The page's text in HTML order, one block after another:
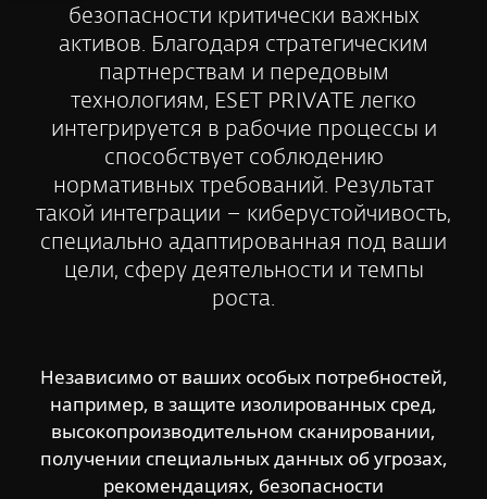
безопасности критически важных
активов. Благодаря стратегическим
партнерствам и передовым
технологиям, ESET PRIVATE легко
интегрируется в рабочие процессы и
способствует соблюдению
нормативных требований. Результат
такой интеграции – киберустойчивость,
специально адаптированная под ваши
цели, сферу деятельности и темпы
роста.
Независимо от ваших особых потребностей,
например, в защите изолированных сред,
высокопроизводительном сканировании,
получении специальных данных об угрозах,
рекомендациях, безопасности